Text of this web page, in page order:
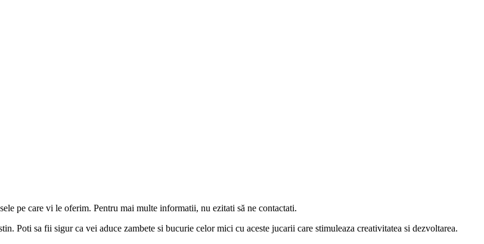
pe care vi le oferim. Pentru mai multe informatii, nu ezitati să ne contactati.
Poti sa fii sigur ca vei aduce zambete si bucurie celor mici cu aceste jucarii care stimuleaza creativitatea si dezvoltarea.